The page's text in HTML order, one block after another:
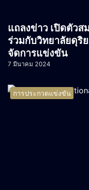
แถลงข่าว เปิดตัว
ร่วมกับวิทยาลัยดุริ
จัดการแข่งขัน
7 มีนาคม 2024
การประกวดแข่งขัน